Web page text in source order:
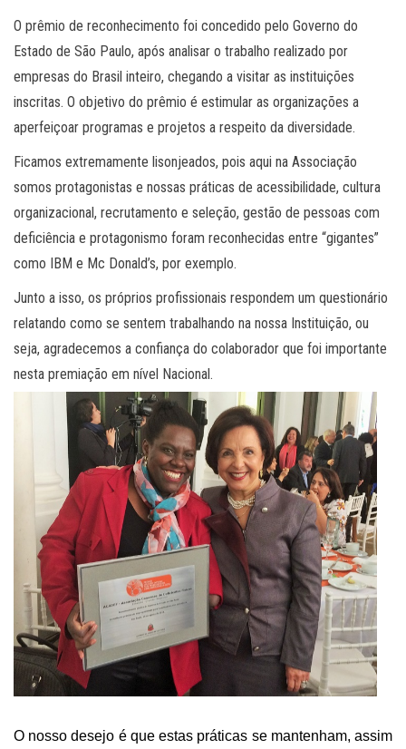
O prêmio de reconhecimento foi concedido pelo Governo do
Estado de São Paulo, após analisar o trabalho realizado por
empresas do Brasil inteiro, chegando a visitar as instituições
inscritas. O objetivo do prêmio é estimular as organizações a
aperfeiçoar programas e projetos a respeito da diversidade.
Ficamos extremamente lisonjeados, pois aqui na Associação
somos protagonistas e nossas práticas de acessibilidade, cultura
organizacional, recrutamento e seleção, gestão de pessoas com
deficiência e protagonismo foram reconhecidas entre “gigantes”
como IBM e Mc Donald’s, por exemplo.
Junto a isso, os próprios profissionais respondem um questionário
relatando como se sentem trabalhando na nossa Instituição, ou
seja, agradecemos a confiança do colaborador que foi importante
nesta premiação em nível Nacional.
O nosso desejo é que estas práticas se mantenham, assim